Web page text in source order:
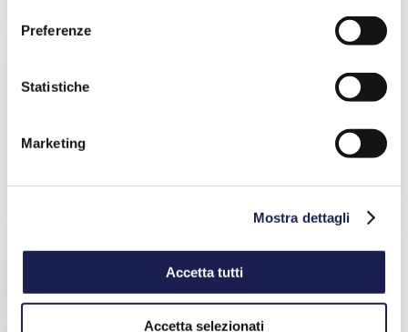
Preferenze
Statistiche
Marketing
Mostra dettagli
Accetta tutti
Accetta selezionati